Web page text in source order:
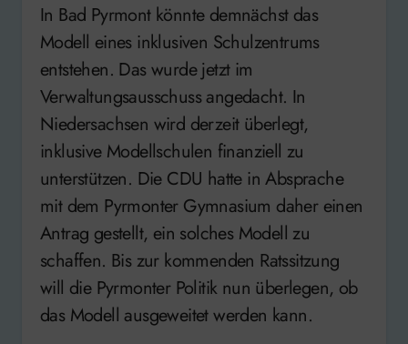
In Bad Pyrmont könnte demnächst das
Modell eines inklusiven Schulzentrums
entstehen. Das wurde jetzt im
Verwaltungsausschuss angedacht. In
Niedersachsen wird derzeit überlegt,
inklusive Modellschulen finanziell zu
unterstützen. Die CDU hatte in Absprache
mit dem Pyrmonter Gymnasium daher einen
Antrag gestellt, ein solches Modell zu
schaffen. Bis zur kommenden Ratssitzung
will die Pyrmonter Politik nun überlegen, ob
das Modell ausgeweitet werden kann.